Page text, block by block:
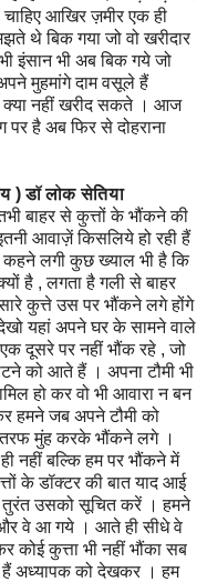
आखिर ज़मीर एक ही
थे बिक गया जो वो खरीदार
इंसान भी अब बिक गये जो
मुहमांगे दाम वसूले हैं
नहीं खरीद सकते । आज
है अब फिर से दोहराना
लोक सेतिया
बाहर से कुत्तों के भौंकने की
आवाज़ें किसलिये हो रही हैं
लगी कुछ ख्याल भी है कि
है , लगता है गली से बाहर
कुत्ते उस पर भौंकने लगे होंगे
यहां अपने घर के सामने वाले
दूसरे पर नहीं भौंक रहे , जो
को आते हैं । अपना टौमी भी
हो कर वो भी आवारा न बन
हमने जब अपने टौमी को
तरफ मुंह करके भौंकने लगे ।
नहीं बल्कि हम पर भौंकने में
के डॉक्टर की बात याद आई
तुरंत उसको सूचित करें । हमने
वे आ गये । आते ही सीधे वे
कुत्ता भी नहीं भौंका सब
अध्यापक को देखकर । हम